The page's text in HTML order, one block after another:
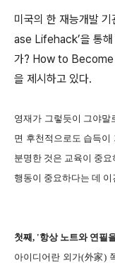
미국의 한 재능개발
ase Lifehack’을 통해
가? How to Become
을 제시하고 있다.
영재가 그렇듯이 그야말
면 후천적으로도 습득이
분명한 것은 교육이 중
행동이 중요하다는 데 이
첫째, '항상 노트와 연필
아이디어란 외가(外家)